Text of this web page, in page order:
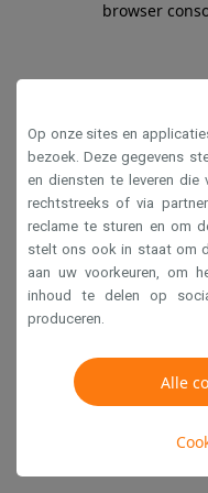
browser
Op onze sites en
bezoek. Deze gegevens
en diensten te leveren die
rechtstreeks of via
reclame te sturen en om
stelt ons ook in staat om
aan uw voorkeuren, om
inhoud te delen op
produceren.
Alle